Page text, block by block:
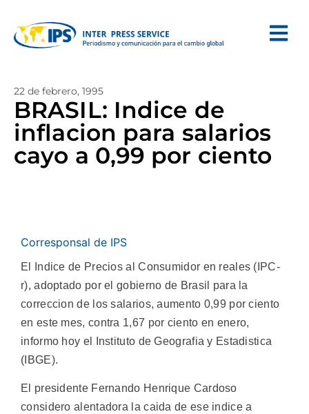
22 de febrero, 1995
BRASIL: Indice de
inflacion para salarios
cayo a 0,99 por ciento
Corresponsal de IPS
El Indice de Precios al Consumidor en reales (IPC-
r), adoptado por el gobierno de Brasil para la
correccion de los salarios, aumento 0,99 por ciento
en este mes, contra 1,67 por ciento en enero,
informo hoy el Instituto de Geografia y Estadistica
(IBGE).
El presidente Fernando Henrique Cardoso
considero alentadora la caida de ese indice a